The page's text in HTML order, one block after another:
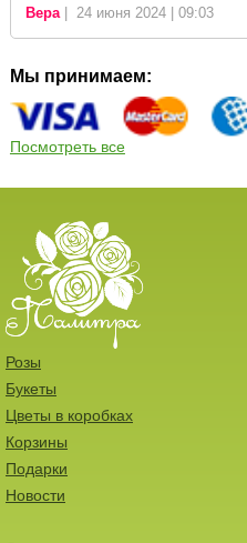
Вера| 24 июня 2024 | 09:03
Мы принимаем:
Посмотреть все
Розы
Букеты
Цветы в коробках
Корзины
Подарки
Новости